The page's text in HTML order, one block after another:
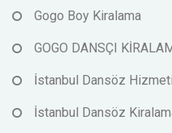
Gogo Boy Kiralama
GOGO DANSÇI
İstanbul Dansöz Hizmeti
İstanbul Dansöz